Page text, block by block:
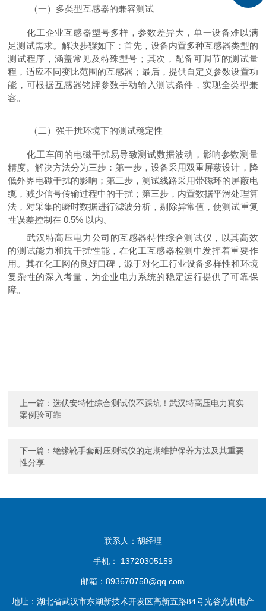
（一）多类型互感器的兼容测试
化工企业互感器型号多样，参数差异大，单一设备难以满
足测试需求。解决步骤如下：首先，设备内置多种互感器类型的
测试程序，涵盖常见及特殊型号；其次，配备可调节的测试量
程，适应不同变比范围的互感器；最后，提供自定义参数设置功
能，可根据互感器铭牌参数手动输入测试条件，实现全类型兼
容。
（二）强干扰环境下的测试稳定性
化工车间的电磁干扰易导致测试数据波动，影响参数测量
精度。解决方法分为三步：第一步，设备采用双重屏蔽设计，降
低外界电磁干扰的影响；第二步，测试线路采用带磁环的屏蔽电
缆，减少信号传输过程中的干扰；第三步，内置数据平滑处理算
法，对采集的瞬时数据进行滤波分析，剔除异常值，使测试重复
性误差控制在 0.5% 以内。
武汉特高压电力公司的互感器特性综合测试仪，以其高效
的测试能力和抗干扰性能，在化工互感器检测中发挥着重要作
用。其在化工网的良好口碑，源于对化工行业设备多样性和环境
复杂性的深入考量，为企业电力系统的稳定运行提供了可靠保
障。
上一篇：选伏安特性综合测试仪不踩坑！武汉特高压电力真实
案例验可靠​
下一篇：绝缘靴手套耐压测试仪的定期维护保养方法及其重要
性分享
联系人：胡经理
手机： 13720305159
邮箱：893670750@qq.com
地址：湖北省武汉市东湖新技术开发区高新五路84号光谷光机电产